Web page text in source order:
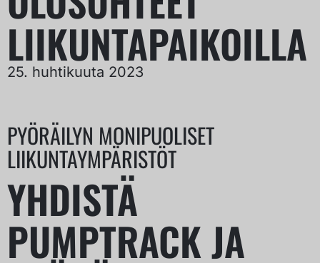
LIIKUNTAPAIKOILLA
25. huhtikuuta 2023
PYÖRÄILYN MONIPUOLISET
LIIKUNTAYMPÄRISTÖT
YHDISTÄ
PUMPTRACK JA